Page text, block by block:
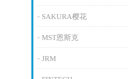
SAKURA樱花
MST恩斯克
JRM